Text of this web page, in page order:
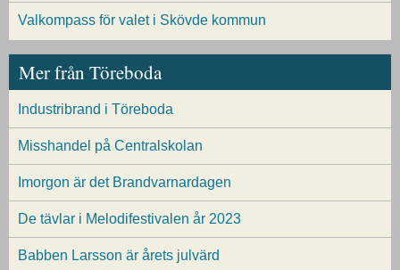
Valkompass för valet i Skövde kommun
Mer från Töreboda
Industribrand i Töreboda
Misshandel på Centralskolan
Imorgon är det Brandvarnardagen
De tävlar i Melodifestivalen år 2023
Babben Larsson är årets julvärd